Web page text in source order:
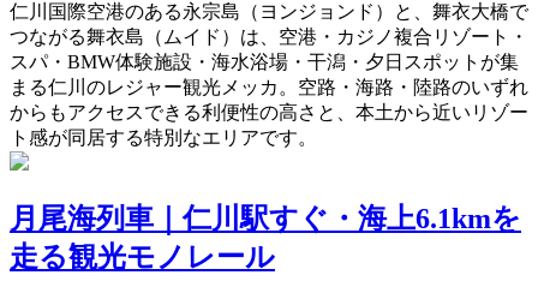
仁川国際空港のある永宗島（ヨンジョンド）と、舞衣大橋で
つながる舞衣島（ムイド）は、空港・カジノ複合リゾート・
スパ・BMW体験施設・海水浴場・干潟・夕日スポットが集
まる仁川のレジャー観光メッカ。空路・海路・陸路のいずれ
からもアクセスできる利便性の高さと、本土から近いリゾー
ト感が同居する特別なエリアです。
月尾海列車｜仁川駅すぐ・海上6.1kmを
走る観光モノレール